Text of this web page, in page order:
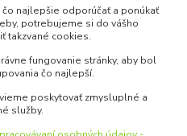
najlepšie odporúčať a ponúkať
potrebujeme si do vášho
takzvané cookies.
fungovanie stránky, aby bol
čo najlepší.
poskytovať zmysluplné a
služby.